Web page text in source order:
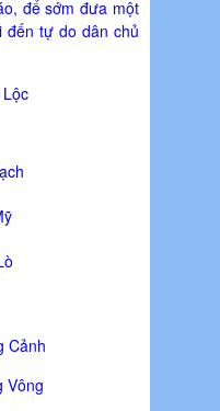
để sớm đưa một
tự do dân chủ
Cảnh
Vông